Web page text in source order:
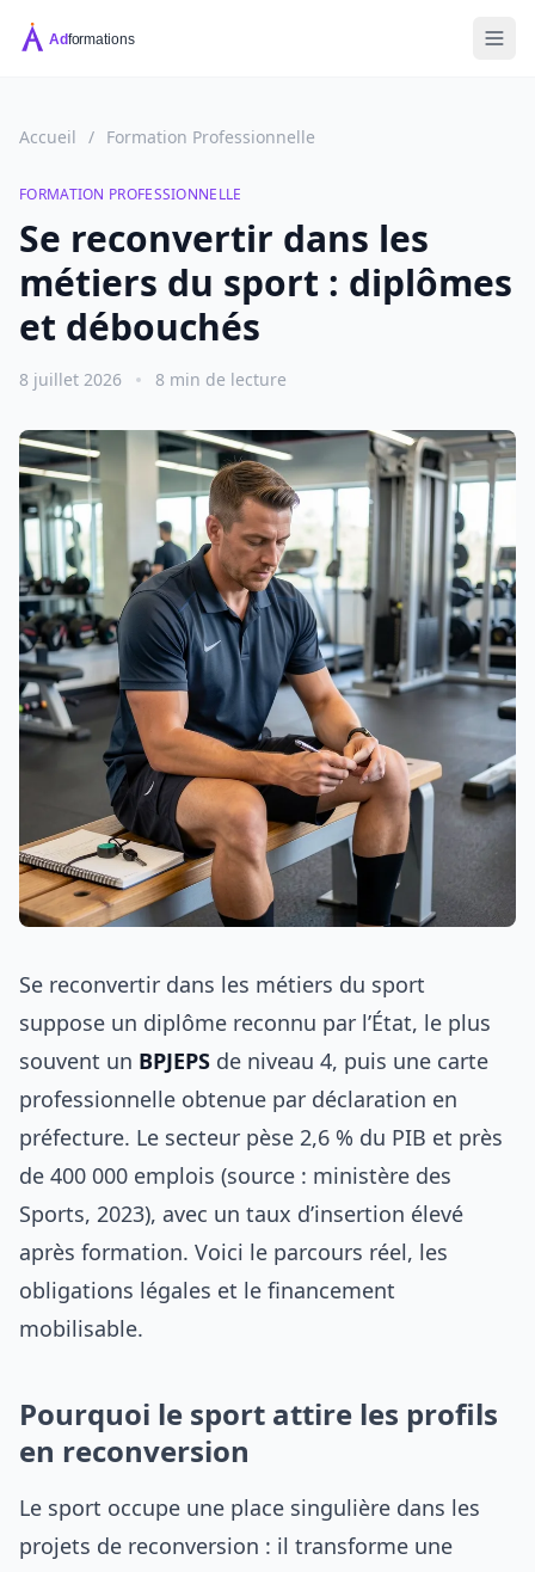
Accueil / Formation Professionnelle
FORMATION PROFESSIONNELLE
Se reconvertir dans les
métiers du sport : diplômes
et débouchés
8 juillet 2026 8 min de lecture
Se reconvertir dans les métiers du sport
suppose un diplôme reconnu par l’État, le plus
souvent un BPJEPS de niveau 4, puis une carte
professionnelle obtenue par déclaration en
préfecture. Le secteur pèse 2,6 % du PIB et près
de 400 000 emplois (source : ministère des
Sports, 2023), avec un taux d’insertion élevé
après formation. Voici le parcours réel, les
obligations légales et le financement
mobilisable.
Pourquoi le sport attire les profils
en reconversion
Le sport occupe une place singulière dans les
projets de reconversion : il transforme une